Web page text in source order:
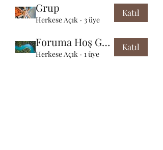
Grup
Herkese Açık · 3 üye
Katıl
Foruma Hoş Geldiniz
Herkese Açık · 1 üye
Katıl